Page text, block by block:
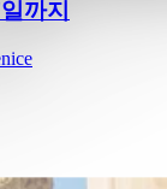
까지